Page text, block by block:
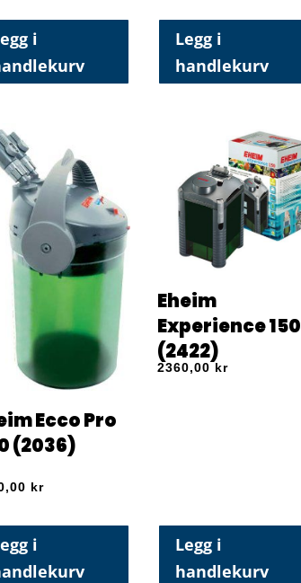
i
Legg i
handlekurv
Ecco Pro
(2036)
kr
i
Eheim
Experience 150
(2422)
2360,00 kr
Legg i
handlekurv